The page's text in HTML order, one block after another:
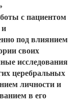
с пациентом
и
под влиянием
своих
исследования
церебральных
личности и
в его